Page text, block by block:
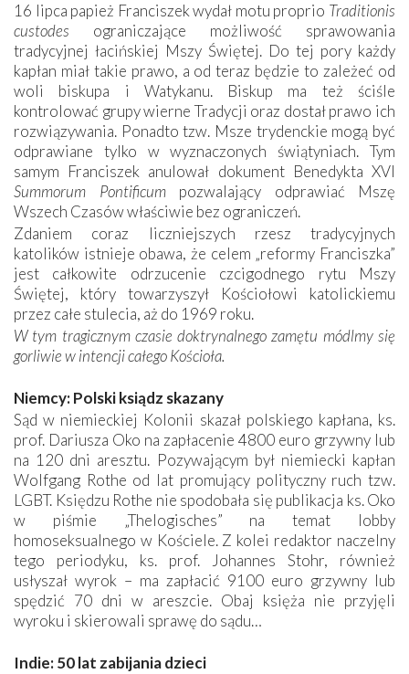
16 lipca papież Franciszek wydał motu proprio Traditionis
custodes ograniczające możliwość sprawowania
tradycyjnej łacińskiej Mszy Świętej. Do tej pory każdy
kapłan miał takie prawo, a od teraz będzie to zależeć od
woli biskupa i Watykanu. Biskup ma też ściśle
kontrolować grupy wierne Tradycji oraz dostał prawo ich
rozwiązywania. Ponadto tzw. Msze trydenckie mogą być
odprawiane tylko w wyznaczonych świątyniach. Tym
samym Franciszek anulował dokument Benedykta XVI
Summorum Pontificumpozwalający odprawiać Mszę
Wszech Czasów właściwie bez ograniczeń.
Zdaniem coraz liczniejszych rzesz tradycyjnych
katolików istnieje obawa, że celem „reformy Franciszka”
jest całkowite odrzucenie czcigodnego rytu Mszy
Świętej, który towarzyszył Kościołowi katolickiemu
przez całe stulecia, aż do 1969 roku.
W tym tragicznym czasie doktrynalnego zamętu módlmy się
gorliwie w intencji całego Kościoła.
Niemcy: Polski ksiądz skazany
Sąd w niemieckiej Kolonii skazał polskiego kapłana, ks.
prof. Dariusza Oko na zapłacenie 4800 euro grzywny lub
na 120 dni aresztu. Pozywającym był niemiecki kapłan
Wolfgang Rothe od lat promujący polityczny ruch tzw.
LGBT. Księdzu Rothe nie spodobała się publikacja ks. Oko
w piśmie „Thelogisches” na temat lobby
homoseksualnego w Kościele. Z kolei redaktor naczelny
tego periodyku, ks. prof. Johannes Stohr, również
usłyszał wyrok – ma zapłacić 9100 euro grzywny lub
spędzić 70 dni w areszcie. Obaj księża nie przyjęli
wyroku i skierowali sprawę do sądu…
Indie: 50 lat zabijania dzieci